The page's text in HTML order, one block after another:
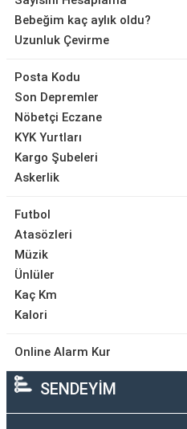
Bebeğim kaç aylık oldu?
Uzunluk Çevirme
Posta Kodu
Son Depremler
Nöbetçi Eczane
KYK Yurtları
Kargo Şubeleri
Askerlik
Futbol
Atasözleri
Müzik
Ünlüler
Kaç Km
Kalori
Online Alarm Kur
SENDEYİM